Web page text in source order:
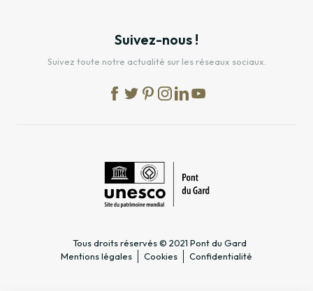
Suivez-nous !
Suivez toute notre actualité sur les réseaux sociaux.
Tous droits réservés © 2021 Pont du Gard
Mentions légales
Cookies Confidentialité